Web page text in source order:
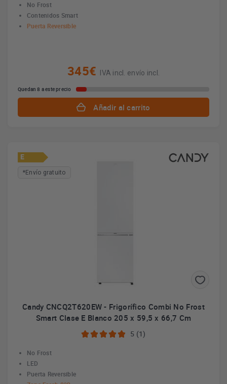
No Frost
Contenidos Smart
Puerta Reversible
345€ IVA incl. envío incl.
Quedan 8 a este precio
Añadir al carrito
E
*Envío gratuito
Candy CNCQ2T620EW - Frigorífico Combi No Frost
Smart Clase E Blanco 205 x 59,5 x 66,7 Cm
5 (1)
No Frost
LED
Puerta Reversible